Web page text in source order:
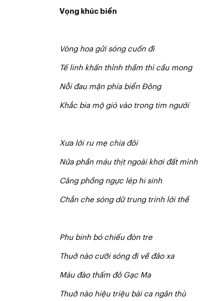
Vọng khúc biển
Vòng hoa gửi sóng cuốn đi
Tế linh khấn thỉnh thầm thì cầu mong
Nỗi đau mặn phía biển Đông
Khắc bia mộ gió vào trong tim người
Xưa lời ru mẹ chia đôi
Nửa phần máu thịt ngoài khơi đất mình
Căng phồng ngực lép hi sinh
Chắn che sóng dữ trung trinh lời thề
Phu binh bó chiếu đòn tre
Thuở nào cưỡi sóng đi về đảo xa
Máu đào thấm đỏ Gạc Ma
Thuở nào hiệu triệu bài ca ngăn thù